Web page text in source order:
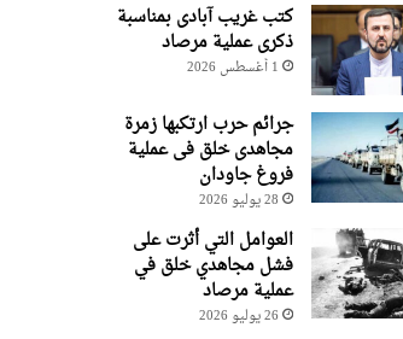
کتب غریب آبادی بمناسبة
ذکری عملیة مرصاد
1 أغسطس 2026
جرائم حرب ارتکبها زمرة
مجاهدی خلق فی عملیة
فروغ جاودان
28 يوليو 2026
العوامل التي أثرت على
فشل مجاهدي خلق في
عملية مرصاد
26 يوليو 2026